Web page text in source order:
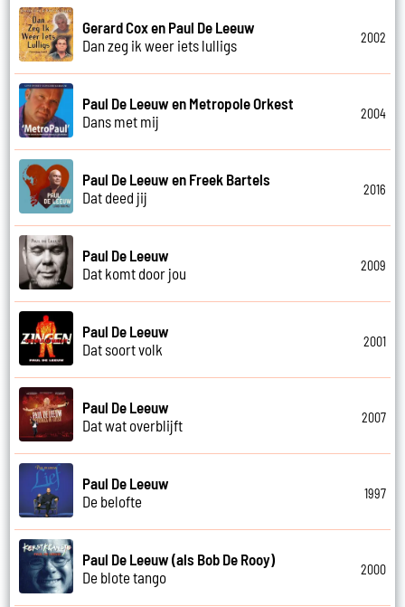
Gerard Cox en Paul De Leeuw
Dan zeg ik weer iets lulligs
2002
Paul De Leeuw en Metropole Orkest
Dans met mij
2004
Paul De Leeuw en Freek Bartels
Dat deed jij
2016
Paul De Leeuw
Dat komt door jou
2009
Paul De Leeuw
Dat soort volk
2001
Paul De Leeuw
Dat wat overblijft
2007
Paul De Leeuw
De belofte
1997
Paul De Leeuw (als Bob De Rooy)
De blote tango
2000